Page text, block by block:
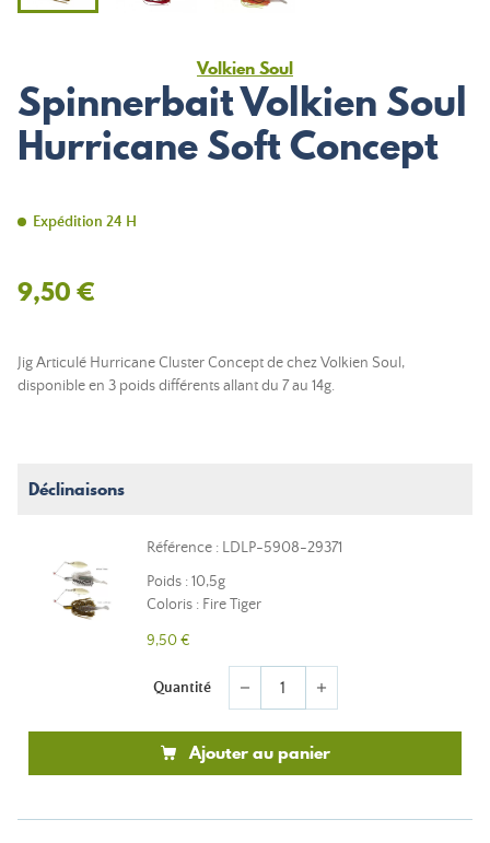
Volkien Soul
Spinnerbait Volkien Soul
Hurricane Soft Concept
Expédition 24 H
9,50 €
Jig Articulé Hurricane Cluster Concept de chez Volkien Soul,
disponible en 3 poids différents allant du 7 au 14g.
Déclinaisons
Référence : LDLP-5908-29371
Poids : 10,5g
Coloris : Fire Tiger
9,50 €
Quantité remove add
Ajouter au panier